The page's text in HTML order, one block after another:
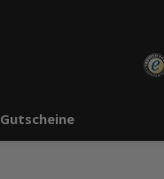
Gutscheine